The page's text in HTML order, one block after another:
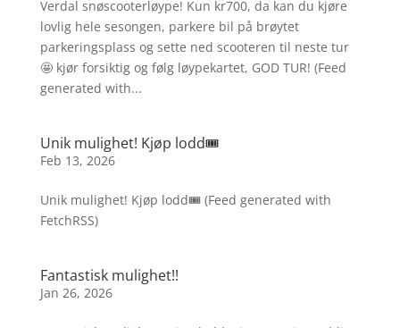
Verdal snøscooterløype! Kun kr700, da kan du kjøre
lovlig hele sesongen, parkere bil på brøytet
parkeringsplass og sette ned scooteren til neste tur
🤩 kjør forsiktig og følg løypekartet, GOD TUR! (Feed
generated with...
Unik mulighet! Kjøp lodd🎟️
Feb 13, 2026
Unik mulighet! Kjøp lodd🎟️ (Feed generated with
FetchRSS)
Fantastisk mulighet!!
Jan 26, 2026